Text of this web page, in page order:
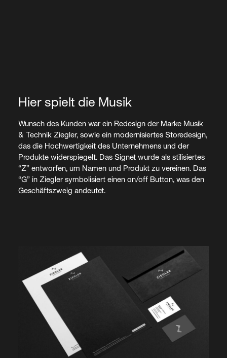
Hier spielt die Musik
Wunsch des Kunden war ein Redesign der Marke Musik
& Technik Ziegler, sowie ein modernisiertes Storedesign,
das die Hochwertigkeit des Unternehmens und der
Produkte widerspiegelt. Das Signet wurde als stilisiertes
“Z” entworfen, um Namen und Produkt zu vereinen. Das
“G” in Ziegler symbolisiert einen on/off Button, was den
Geschäftszweig andeutet.